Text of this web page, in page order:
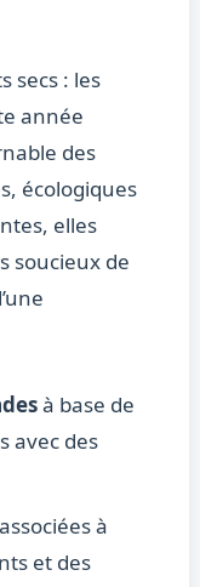
secs : les
année
des
écologiques
elles
soucieux de
à base de
avec des
à
et des